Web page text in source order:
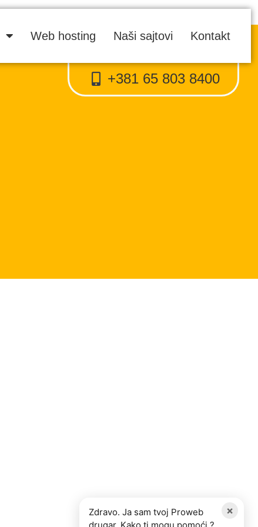
Web hosting Naši sajtovi Kontakt
+381 65 803 8400
×
Zdravo. Ja sam tvoj Proweb